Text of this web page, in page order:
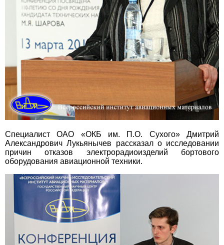
Специалист ОАО «ОКБ им. П.О. Сухого» Дмитрий
Александрович Лукьянычев рассказал о исследовании
причин отказов электрорадиоизделий бортового
оборудования авиационной техники.